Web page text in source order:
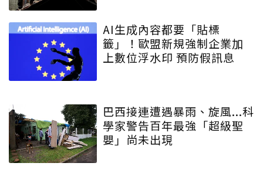
AI生成內容都要「貼標
籤」！歐盟新規強制企業加
上數位浮水印 預防假訊息
巴西接連遭遇暴雨、旋風...科
學家警告百年最強「超級聖
嬰」尚未出現